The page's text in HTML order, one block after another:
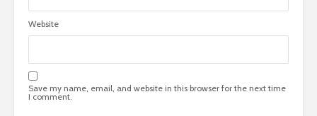
Website
Save my name, email, and website in this browser for the next time
I comment.